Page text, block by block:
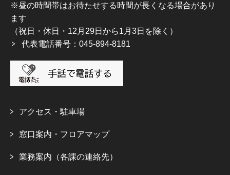
※昼の時間帯はお待たせする時間が長くなる場合があり
ます
（祝日・休日・12月29日から1月3日を除く）
代表電話番号：045-894-8181
アクセス・駐車場
窓口案内・フロアマップ
業務案内（各課の連絡先）